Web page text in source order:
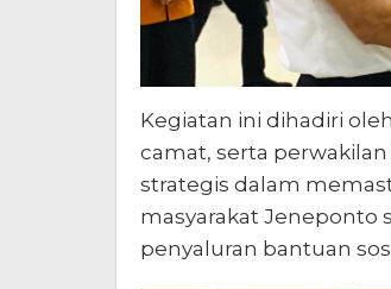
Kegiatan ini dihadiri
camat, serta
strategis dalam
masyarakat Jeneponto
penyaluran bantuan